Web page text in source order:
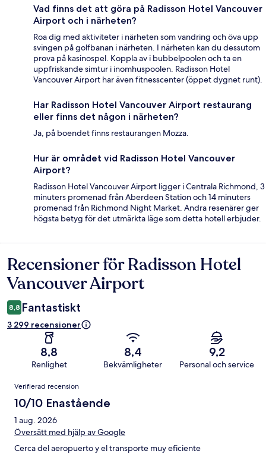
Vad finns det att göra på Radisson Hotel Vancouver
Airport och i närheten?
Roa dig med aktiviteter i närheten som vandring och öva upp
svingen på golfbanan i närheten. I närheten kan du dessutom
prova på kasinospel. Koppla av i bubbelpoolen och ta en
uppfriskande simtur i inomhuspoolen. Radisson Hotel
Vancouver Airport har även fitnesscenter (öppet dygnet runt).
Har Radisson Hotel Vancouver Airport restaurang
eller finns det någon i närheten?
Ja, på boendet finns restaurangen Mozza.
Hur är området vid Radisson Hotel Vancouver
Airport?
Radisson Hotel Vancouver Airport ligger i Centrala Richmond, 3
minuters promenad från Aberdeen Station och 14 minuters
promenad från Richmond Night Market. Andra resenärer ger
högsta betyg för det utmärkta läge som detta hotell erbjuder.
Recensioner
Recensioner för Radisson Hotel
Vancouver Airport
8,8 Fantastiskt
3 299 recensioner
8,8
Renlighet
8,4
Bekvämligheter
9,2
Personal och service
Recensioner
Verifierad recension
10/10 Enastående
1 aug. 2026
Översätt med hjälp av Google
Cerca del aeropuerto y el transporte muy eficiente